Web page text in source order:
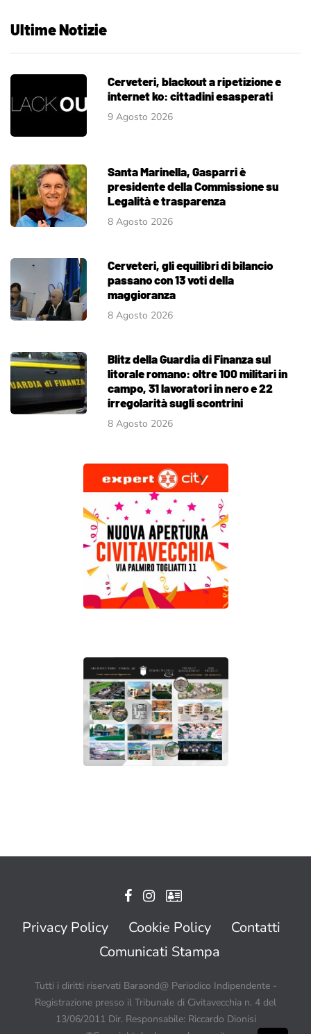
Ultime Notizie
Cerveteri, blackout a ripetizione e
internet ko: cittadini esasperati
9 Agosto 2026
Santa Marinella, Gasparri è
presidente della Commissione su
Legalità e trasparenza
8 Agosto 2026
Cerveteri, gli equilibri di bilancio
passano con 13 voti della
maggioranza
8 Agosto 2026
Blitz della Guardia di Finanza sul
litorale romano: oltre 100 militari in
campo, 31 lavoratori in nero e 22
irregolarità sugli scontrini
8 Agosto 2026
Privacy Policy Cookie Policy
Contatti
Comunicati Stampa
Tutti i diritti riservati Baraond@ Periodico Indipendente -
Registrazione presso il Tribunale di Civitavecchia n. 4 del
13/06/2011 Dir. Responsabile: Riccardo Dionisi